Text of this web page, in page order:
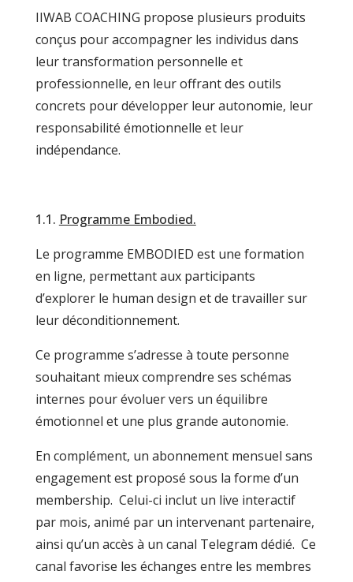
IIWAB COACHING propose plusieurs produits
conçus pour accompagner les individus dans
leur transformation personnelle et
professionnelle, en leur offrant des outils
concrets pour développer leur autonomie, leur
responsabilité émotionnelle et leur
indépendance.
1.1. Programme Embodied.
Le programme EMBODIED est une formation
en ligne, permettant aux participants
d’explorer le human design et de travailler sur
leur déconditionnement.
Ce programme s’adresse à toute personne
souhaitant mieux comprendre ses schémas
internes pour évoluer vers un équilibre
émotionnel et une plus grande autonomie.
En complément, un abonnement mensuel sans
engagement est proposé sous la forme d’un
membership. Celui-ci inclut un live interactif
par mois, animé par un intervenant partenaire,
ainsi qu’un accès à un canal Telegram dédié. Ce
canal favorise les échanges entre les membres